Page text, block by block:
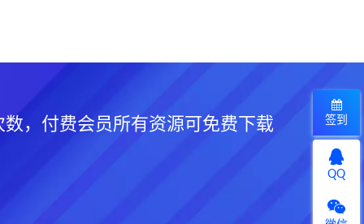
，付费会员所有资源可免费下载 签到
QQ